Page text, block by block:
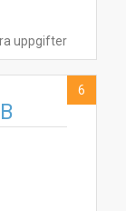
uppgifter
6